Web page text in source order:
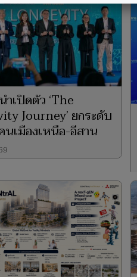
ำเปิดตัว ‘The
Journey’ ยกระดับ
เมืองเหนือ-อีสาน